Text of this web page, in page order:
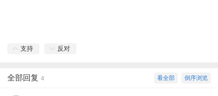
支持 反对
倒序浏览
看全部
全部回复 4